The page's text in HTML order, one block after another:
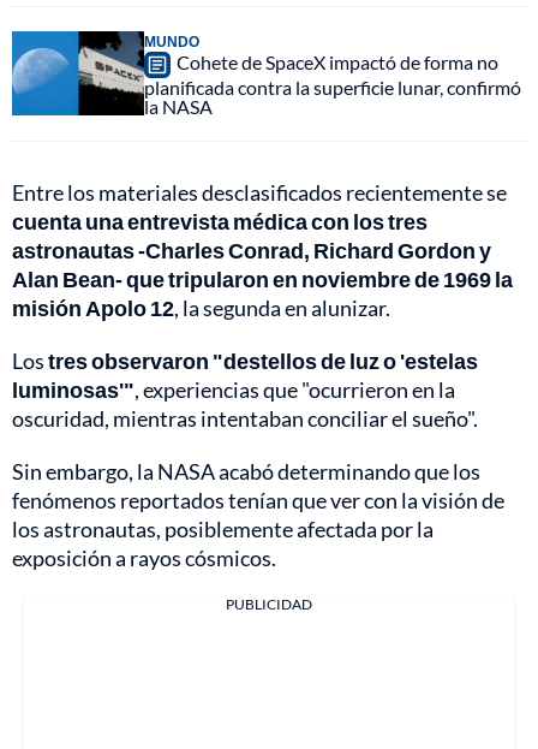
MUNDO
Cohete de SpaceX impactó de forma no
planificada contra la superficie lunar, confirmó
la NASA
Entre los materiales desclasificados recientemente se
cuenta una entrevista médica con los tres
astronautas -Charles Conrad, Richard Gordon y
Alan Bean- que tripularon en noviembre de 1969 la
misión Apolo 12, la segunda en alunizar.
Lostres observaron "destellos de luz o 'estelas
luminosas'", experiencias que "ocurrieron en la
oscuridad, mientras intentaban conciliar el sueño".
Sin embargo, la NASA acabó determinando que los
fenómenos reportados tenían que ver con la visión de
los astronautas, posiblemente afectada por la
exposición a rayos cósmicos.
PUBLICIDAD